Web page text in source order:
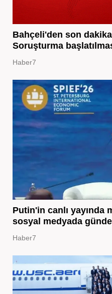
Bahçeli'den son
Soruşturma
Haber7
Putin'in canlı yayında
sosyal medyada
Haber7